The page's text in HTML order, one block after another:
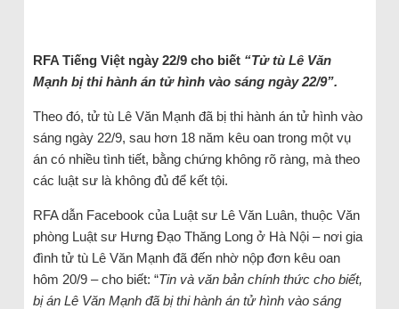
RFA Tiếng Việt ngày 22/9 cho biết “Tử tù Lê Văn
Mạnh bị thi hành án tử hình vào sáng ngày 22/9”.
Theo đó, tử tù Lê Văn Mạnh đã bị thi hành án tử hình vào
sáng ngày 22/9, sau hơn 18 năm kêu oan trong một vụ
án có nhiều tình tiết, bằng chứng không rõ ràng, mà theo
các luật sư là không đủ để kết tội.
RFA dẫn Facebook của Luật sư Lê Văn Luân, thuộc Văn
phòng Luật sư Hưng Đạo Thăng Long ở Hà Nội – nơi gia
đình tử tù Lê Văn Mạnh đã đến nhờ nộp đơn kêu oan
hôm 20/9 – cho biết: “Tin và văn bản chính thức cho biết,
bị án Lê Văn Mạnh đã bị thi hành án tử hình vào sáng